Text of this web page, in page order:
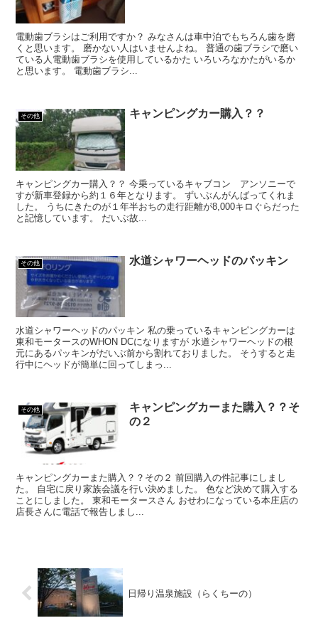
電動歯ブラシはご利用ですか？ みなさんは車中泊でもちろん歯を磨
くと思います。 磨かない人はいませんよね。 普通の歯ブラシで磨い
ている人電動歯ブラシを使用しているかた いろいろなかたがいるか
と思います。 電動歯ブラシ...
その他 キャンピングカー購入？？
キャンピングカー購入？？ 今乗っているキャブコン アンソニーで
すが新車登録から約１６年となります。 ずいぶんがんばってくれま
した。 うちにきたのが１年半おちの走行距離が8,000キロぐらだった
と記憶しています。 だいぶ故...
その他 水道シャワーヘッドのパッキン
水道シャワーヘッドのパッキン 私の乗っているキャンピングカーは
東和モータースのWHON DCになりますが 水道シャワーヘッドの根
元にあるパッキンがだいぶ前から割れておりました。 そうすると走
行中にヘッドが簡単に回ってしまっ...
その他
キャンピングカーまた購入？？そ
の２
キャンピングカーまた購入？？その２ 前回購入の件記事にしまし
た。 自宅に戻り家族会議を行い決めました。 色など決めて購入する
ことにしました。 東和モータースさん おせわになっている本庄店の
店長さんに電話で報告しまし...
日帰り温泉施設（らくちーの）